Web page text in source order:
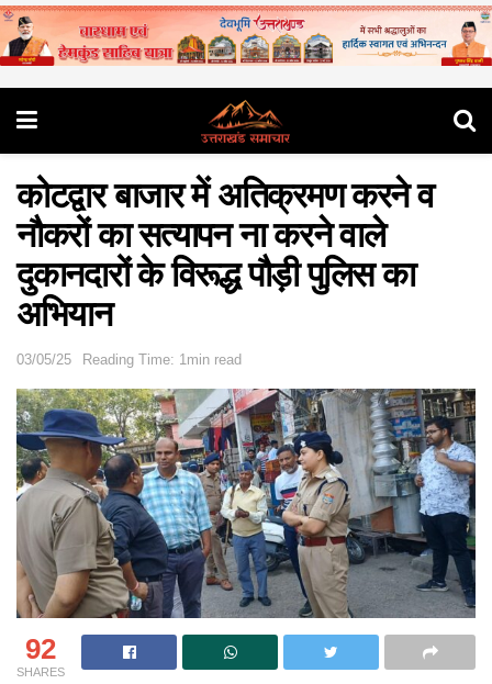
कोटद्वार बाजार में अतिक्रमण करने व
नौकरों का सत्यापन ना करने वाले
दुकानदारों के विरूद्ध पौड़ी पुलिस का
अभियान
03/05/25 Reading Time: 1min read
92
SHARES